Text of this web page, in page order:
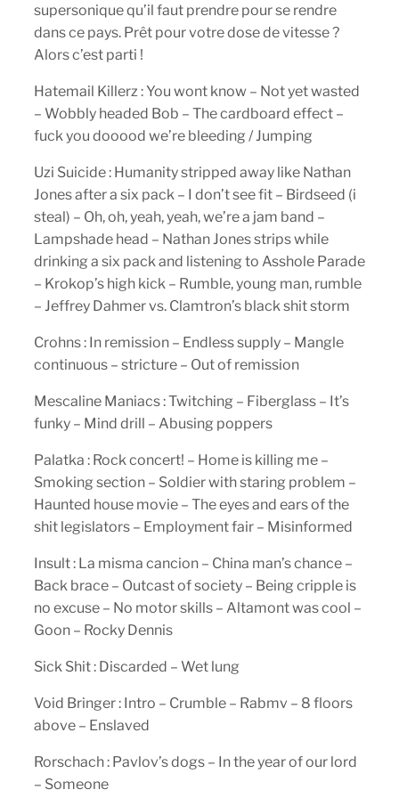
supersonique qu’il faut prendre pour se rendre
dans ce pays. Prêt pour votre dose de vitesse ?
Alors c’est parti !
Hatemail Killerz : You wont know – Not yet wasted
– Wobbly headed Bob – The cardboard effect –
fuck you dooood we’re bleeding / Jumping
Uzi Suicide : Humanity stripped away like Nathan
Jones after a six pack – I don’t see fit – Birdseed (i
steal) – Oh, oh, yeah, yeah, we’re a jam band –
Lampshade head – Nathan Jones strips while
drinking a six pack and listening to Asshole Parade
– Krokop’s high kick – Rumble, young man, rumble
– Jeffrey Dahmer vs. Clamtron’s black shit storm
Crohns : In remission – Endless supply – Mangle
continuous – stricture – Out of remission
Mescaline Maniacs : Twitching – Fiberglass – It’s
funky – Mind drill – Abusing poppers
Palatka : Rock concert! – Home is killing me –
Smoking section – Soldier with staring problem –
Haunted house movie – The eyes and ears of the
shit legislators – Employment fair – Misinformed
Insult : La misma cancion – China man’s chance –
Back brace – Outcast of society – Being cripple is
no excuse – No motor skills – Altamont was cool –
Goon – Rocky Dennis
Sick Shit : Discarded – Wet lung
Void Bringer : Intro – Crumble – Rabmv – 8 floors
above – Enslaved
Rorschach : Pavlov’s dogs – In the year of our lord
– Someone